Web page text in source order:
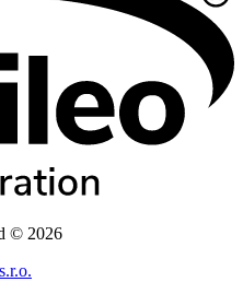
© 2026